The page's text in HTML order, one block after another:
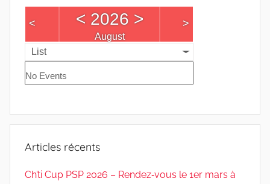
< <2026 >
August
>
List
No Events
Articles récents
Ch’ti Cup PSP 2026 – Rendez‑vous le 1er mars à